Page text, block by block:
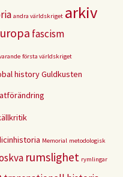
andra världskriget arkiv
fascism
första världskriget
historyGuldkusten
Memorial metodologisk
rumslighet rymlingar